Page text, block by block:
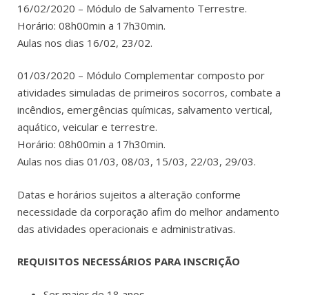
16/02/2020 – Módulo de Salvamento Terrestre.
Horário: 08h00min a 17h30min.
Aulas nos dias 16/02, 23/02.
01/03/2020 – Módulo Complementar composto por
atividades simuladas de primeiros socorros, combate a
incêndios, emergências químicas, salvamento vertical,
aquático, veicular e terrestre.
Horário: 08h00min a 17h30min.
Aulas nos dias 01/03, 08/03, 15/03, 22/03, 29/03.
Datas e horários sujeitos a alteração conforme
necessidade da corporação afim do melhor andamento
das atividades operacionais e administrativas.
REQUISITOS NECESSÁRIOS PARA INSCRIÇÃO